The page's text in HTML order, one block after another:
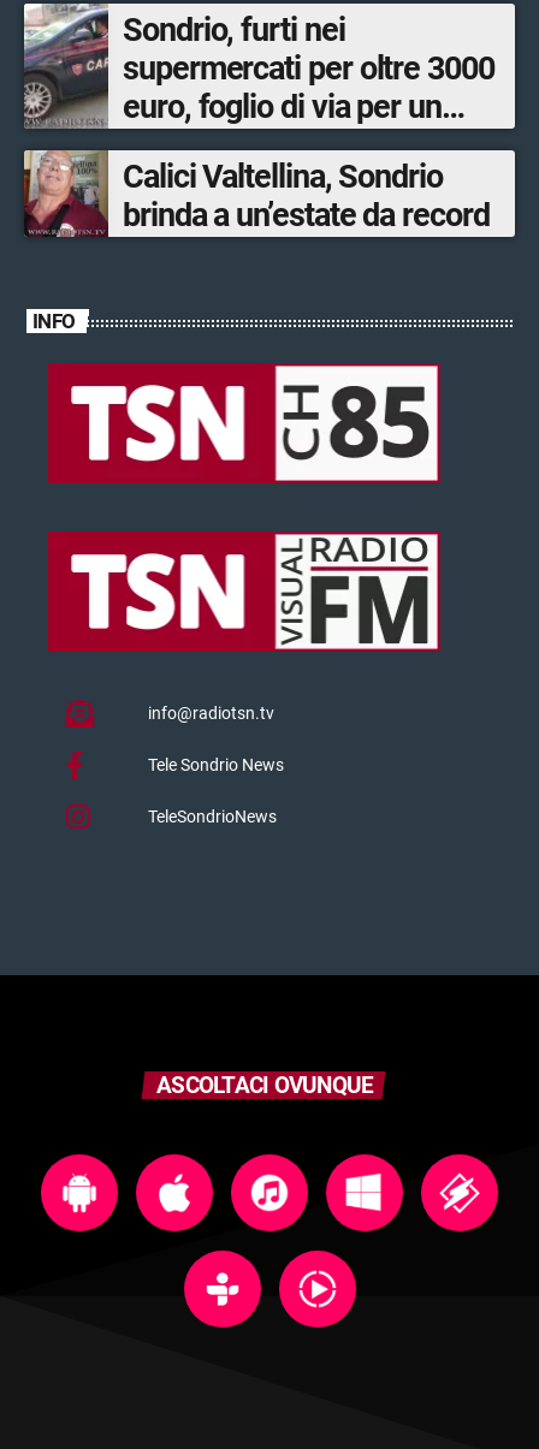
Sondrio, furti nei
supermercati per oltre 3000
euro, foglio di via per un
ventinovenne
Calici Valtellina, Sondrio
brinda a un’estate da record
INFO
info@radiotsn.tv
Tele Sondrio News
TeleSondrioNews
ASCOLTACI OVUNQUE